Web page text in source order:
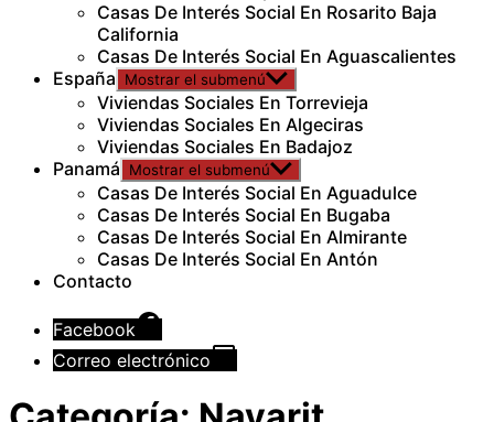
Casas De Interés Social En Rosarito Baja
California
Casas De Interés Social En Aguascalientes
España
Mostrar el submenú
Viviendas Sociales En Torrevieja
Viviendas Sociales En Algeciras
Viviendas Sociales En Badajoz
Panamá
Mostrar el submenú
Casas De Interés Social En Aguadulce
Casas De Interés Social En Bugaba
Casas De Interés Social En Almirante
Casas De Interés Social En Antón
Contacto
Facebook
Correo electrónico